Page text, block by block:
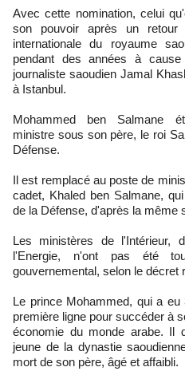
Avec cette nomination, celui
son pouvoir après un
internationale du royaume
pendant des années à
journaliste saoudien Jamal
à Istanbul.
Mohammed ben Salmane
ministre sous son père, le roi
Défense.
Il est remplacé au poste de
cadet, Khaled ben Salmane,
de la Défense, d'après la même
Les ministères de l'Intérieur,
l'Energie, n'ont pas été
gouvernemental, selon le décret
Le prince Mohammed, qui a
première ligne pour succéder à
économie du monde arabe. Il
jeune de la dynastie
mort de son père, âgé et affaibli.